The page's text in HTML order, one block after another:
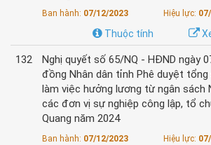
Ban hành: 07/12/2023 Hiệu lực:
Thuộc tính
132
Nghị quyết số 65/NQ - HĐND ngày
đồng Nhân dân tỉnh Phê duyệt
làm việc hưởng lương từ ngân sách
các đơn vị sự nghiệp công lập, tổ
Quang năm 2024
Ban hành: 07/12/2023 Hiệu lực: